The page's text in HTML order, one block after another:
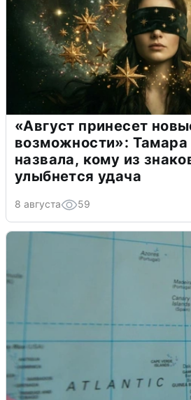
«Август принесет
возможности»: Тамара
назвала, кому из
улыбнется удача
8 августа 59